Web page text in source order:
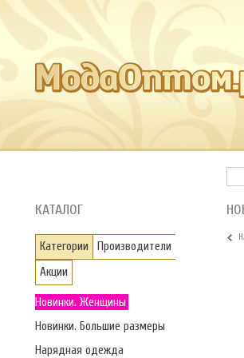
КАТАЛОГ
Категории
Производители
Акции
Новинки. Женщины
Новинки. Большие размеры
Нарядная одежда